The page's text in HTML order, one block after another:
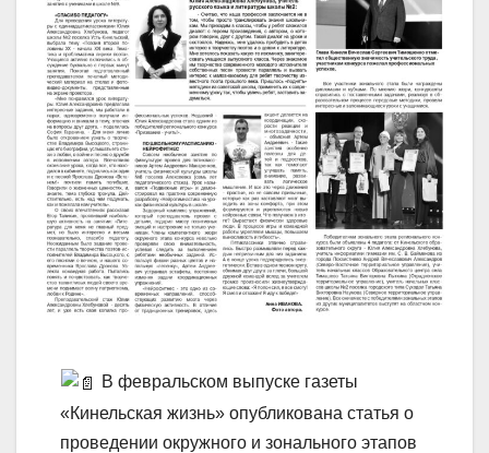
В февральском выпуске газеты
«Кинельская жизнь» опубликована статья о
проведении окружного и зонального этапов